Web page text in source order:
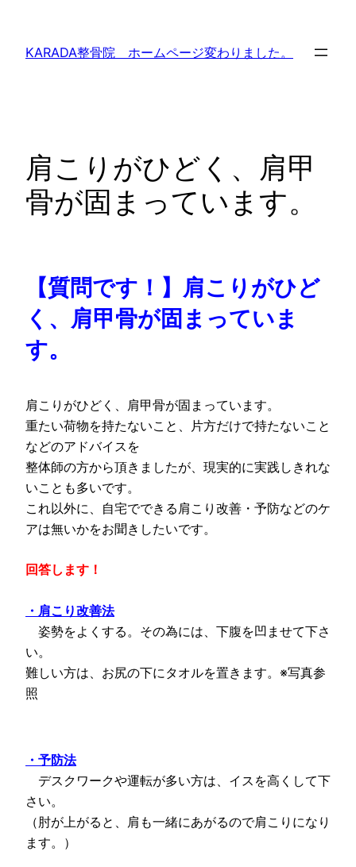
KARADA整骨院 ホームページ変わりました。
肩こりがひどく、肩甲
骨が固まっています。
【質問です！】肩こりがひど
く、肩甲骨が固まっていま
す。
肩こりがひどく、肩甲骨が固まっています。
重たい荷物を持たないこと、片方だけで持たないこと
などのアドバイスを
整体師の方から頂きましたが、現実的に実践しきれな
いことも多いです。
これ以外に、自宅でできる肩こり改善・予防などのケ
アは無いかをお聞きしたいです。
回答します！
・肩こり改善法
姿勢をよくする。その為には、下腹を凹ませて下さ
い。
難しい方は、お尻の下にタオルを置きます。※写真参
照
・予防法
デスクワークや運転が多い方は、イスを高くして下
さい。
（肘が上がると、肩も一緒にあがるので肩こりになり
ます。）